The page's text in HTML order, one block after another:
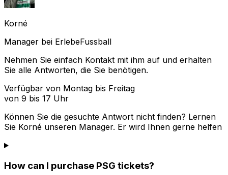
Korné
Manager bei ErlebeFussball
Nehmen Sie einfach Kontakt mit ihm auf und erhalten
Sie alle Antworten, die Sie benötigen.
Verfügbar von Montag bis Freitag
von 9 bis 17 Uhr
Können Sie die gesuchte Antwort nicht finden? Lernen
Sie Korné unseren Manager. Er wird Ihnen gerne helfen
How can I purchase PSG tickets?